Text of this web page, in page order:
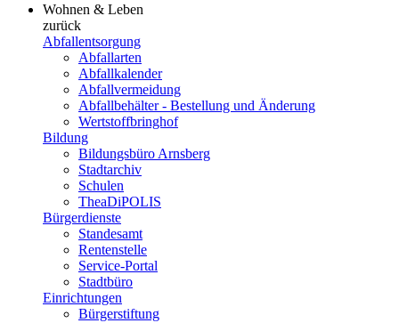
Wohnen & Leben
zurück
Abfallentsorgung
Abfallarten
Abfallkalender
Abfallvermeidung
Abfallbehälter - Bestellung und Änderung
Wertstoffbringhof
Bildung
Bildungsbüro Arnsberg
Stadtarchiv
Schulen
TheaDiPOLIS
Bürgerdienste
Standesamt
Rentenstelle
Service-Portal
Stadtbüro
Einrichtungen
Bürgerstiftung